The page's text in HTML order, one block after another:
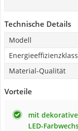
Technische Details
Modell
Material-Qualität
Vorteile
mit
LED-